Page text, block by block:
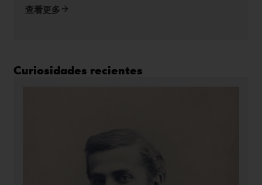
查看更多
Curiosidades recientes